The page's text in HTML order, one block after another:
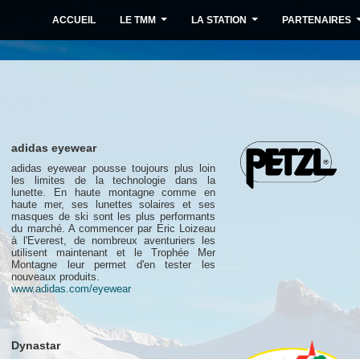
adidas eyewear
adidas eyewear pousse toujours plus loin
les limites de la technologie dans la
lunette. En haute montagne comme en
haute mer, ses lunettes solaires et ses
masques de ski sont les plus performants
du marché. A commencer par Eric Loizeau
à l'Everest, de nombreux aventuriers les
utilisent maintenant et le Trophée Mer
Montagne leur permet d'en tester les
nouveaux produits.
www.adidas.com/eyewear
Dynastar
ACCUEIL LE TMM LA STATION PARTENAIRES